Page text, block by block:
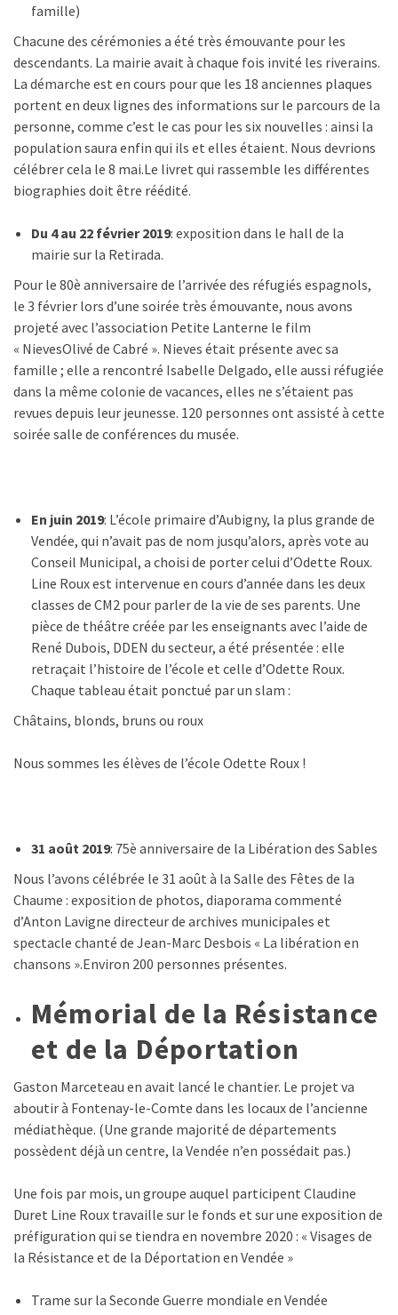
famille)
Chacune des cérémonies a été très émouvante pour les
descendants. La mairie avait à chaque fois invité les riverains.
La démarche est en cours pour que les 18 anciennes plaques
portent en deux lignes des informations sur le parcours de la
personne, comme c’est le cas pour les six nouvelles : ainsi la
population saura enfin qui ils et elles étaient. Nous devrions
célébrer cela le 8 mai.Le livret qui rassemble les différentes
biographies doit être réédité.
Du 4 au 22 février 2019: exposition dans le hall de la
mairie sur la Retirada.
Pour le 80è anniversaire de l’arrivée des réfugiés espagnols,
le 3 février lors d’une soirée très émouvante, nous avons
projeté avec l’association Petite Lanterne le film
« NievesOlivé de Cabré ». Nieves était présente avec sa
famille ; elle a rencontré Isabelle Delgado, elle aussi réfugiée
dans la même colonie de vacances, elles ne s’étaient pas
revues depuis leur jeunesse. 120 personnes ont assisté à cette
soirée salle de conférences du musée.
En juin 2019: L’école primaire d’Aubigny, la plus grande de
Vendée, qui n’avait pas de nom jusqu’alors, après vote au
Conseil Municipal, a choisi de porter celui d’Odette Roux.
Line Roux est intervenue en cours d’année dans les deux
classes de CM2 pour parler de la vie de ses parents. Une
pièce de théâtre créée par les enseignants avec l’aide de
René Dubois, DDEN du secteur, a été présentée : elle
retraçait l’histoire de l’école et celle d’Odette Roux.
Chaque tableau était ponctué par un slam :
Châtains, blonds, bruns ou roux
Nous sommes les élèves de l’école Odette Roux !
31 août 2019: 75è anniversaire de la Libération des Sables
Nous l’avons célébrée le 31 août à la Salle des Fêtes de la
Chaume : exposition de photos, diaporama commenté
d’Anton Lavigne directeur de archives municipales et
spectacle chanté de Jean-Marc Desbois « La libération en
chansons ».Environ 200 personnes présentes.
Mémorial de la Résistance
et de la Déportation
Gaston Marceteau en avait lancé le chantier. Le projet va
aboutir à Fontenay-le-Comte dans les locaux de l’ancienne
médiathèque. (Une grande majorité de départements
possèdent déjà un centre, la Vendée n’en possédait pas.)
Une fois par mois, un groupe auquel participent Claudine
Duret Line Roux travaille sur le fonds et sur une exposition de
préfiguration qui se tiendra en novembre 2020 : « Visages de
la Résistance et de la Déportation en Vendée »
Trame sur la Seconde Guerre mondiale en Vendée